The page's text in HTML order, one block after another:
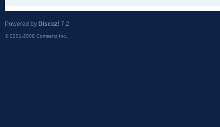
Powered by Discuz! 7.2
© 2001-2009 Comsenz Inc.